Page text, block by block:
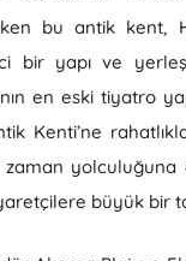
bu antik kent,
bir yapı ve
en eski tiyatro
Kenti’ne
yolculuğuna
büyük bir